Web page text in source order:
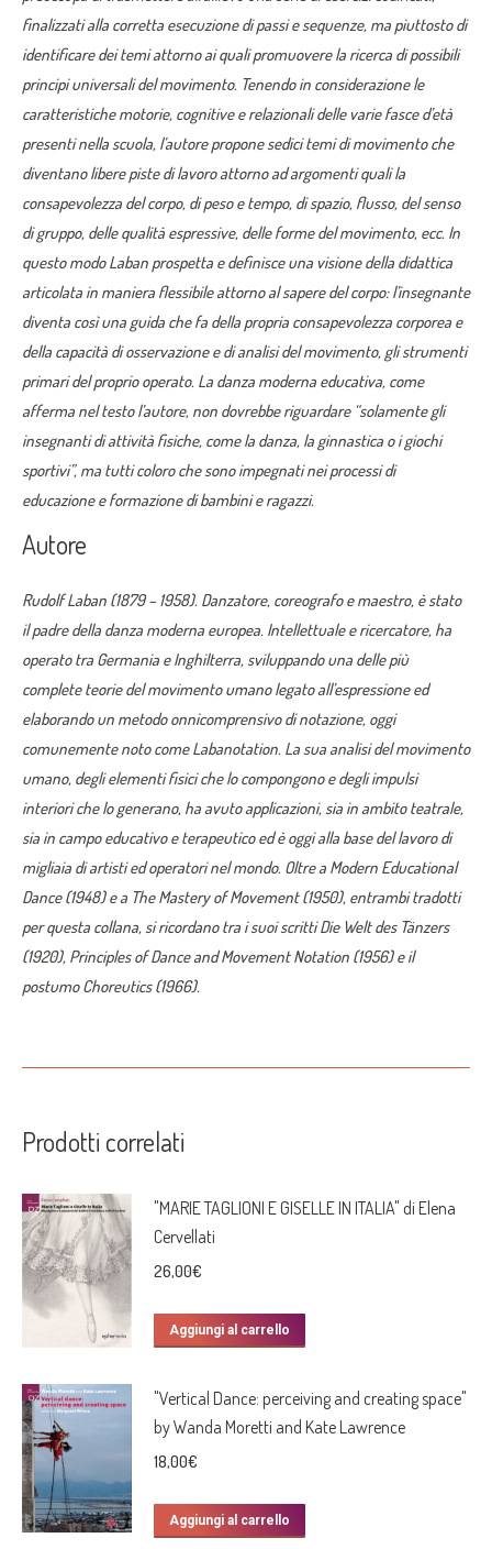
finalizzati alla corretta esecuzione di passi e sequenze, ma piuttosto di
identificare dei temi attorno ai quali promuovere la ricerca di possibili
principi universali del movimento. Tenendo in considerazione le
caratteristiche motorie, cognitive e relazionali delle varie fasce d’età
presenti nella scuola, l’autore propone sedici temi di movimento che
diventano libere piste di lavoro attorno ad argomenti quali la
consapevolezza del corpo, di peso e tempo, di spazio, flusso, del senso
di gruppo, delle qualità espressive, delle forme del movimento, ecc. In
questo modo Laban prospetta e definisce una visione della didattica
articolata in maniera flessibile attorno al sapere del corpo: l’insegnante
diventa così una guida che fa della propria consapevolezza corporea e
della capacità di osservazione e di analisi del movimento, gli strumenti
primari del proprio operato. La danza moderna educativa, come
afferma nel testo l’autore, non dovrebbe riguardare “solamente gli
insegnanti di attività fisiche, come la danza, la ginnastica o i giochi
sportivi”, ma tutti coloro che sono impegnati nei processi di
educazione e formazione di bambini e ragazzi.
Autore
Rudolf Laban (1879 – 1958). Danzatore, coreografo e maestro, è stato
il padre della danza moderna europea. Intellettuale e ricercatore, ha
operato tra Germania e Inghilterra, sviluppando una delle più
complete teorie del movimento umano legato all’espressione ed
elaborando un metodo onnicomprensivo di notazione, oggi
comunemente noto come Labanotation. La sua analisi del movimento
umano, degli elementi fisici che lo compongono e degli impulsi
interiori che lo generano, ha avuto applicazioni, sia in ambito teatrale,
sia in campo educativo e terapeutico ed è oggi alla base del lavoro di
migliaia di artisti ed operatori nel mondo. Oltre a Modern Educational
Dance (1948) e a The Mastery of Movement (1950), entrambi tradotti
per questa collana, si ricordano tra i suoi scritti Die Welt des Tänzers
(1920), Principles of Dance and Movement Notation (1956) e il
postumo Choreutics (1966).
Prodotti correlati
"MARIE TAGLIONI E GISELLE IN ITALIA" di Elena
Cervellati
26,00€
Aggiungi al carrello
"Vertical Dance: perceiving and creating space"
by Wanda Moretti and Kate Lawrence
18,00€
Aggiungi al carrello